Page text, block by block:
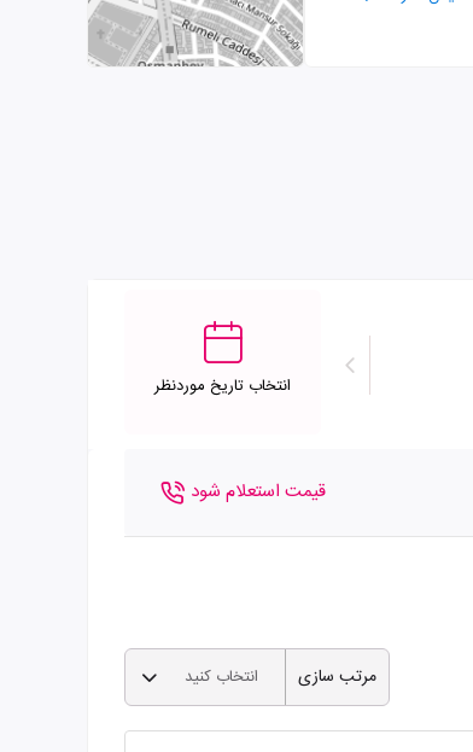
انتخاب تاریخ موردنظر
قیمت استعلام شود
مرتب سازی انتخاب کنید